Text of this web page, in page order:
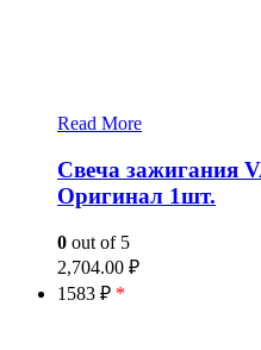
Read More
Свеча зажигания
Оригинал 1шт.
0 out of 5
2,704.00 ₽
1583 ₽ *